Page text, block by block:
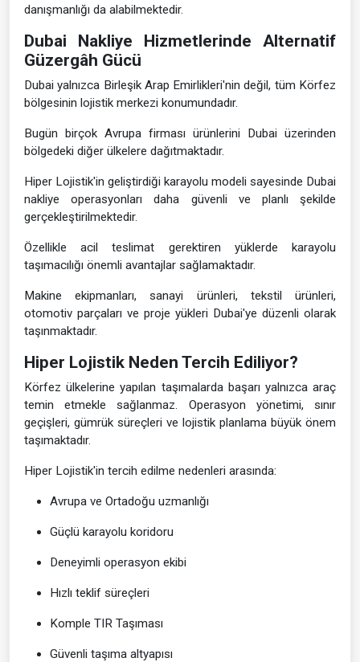
danışmanlığı da alabilmektedir.
Dubai Nakliye Hizmetlerinde Alternatif
Güzergâh Gücü
Dubai yalnızca Birleşik Arap Emirlikleri'nin değil, tüm Körfez
bölgesinin lojistik merkezi konumundadır.
Bugün birçok Avrupa firması ürünlerini Dubai üzerinden
bölgedeki diğer ülkelere dağıtmaktadır.
Hiper Lojistik'in geliştirdiği karayolu modeli sayesinde Dubai
nakliye operasyonları daha güvenli ve planlı şekilde
gerçekleştirilmektedir.
Özellikle acil teslimat gerektiren yüklerde karayolu
taşımacılığı önemli avantajlar sağlamaktadır.
Makine ekipmanları, sanayi ürünleri, tekstil ürünleri,
otomotiv parçaları ve proje yükleri Dubai'ye düzenli olarak
taşınmaktadır.
Hiper Lojistik Neden Tercih Ediliyor?
Körfez ülkelerine yapılan taşımalarda başarı yalnızca araç
temin etmekle sağlanmaz. Operasyon yönetimi, sınır
geçişleri, gümrük süreçleri ve lojistik planlama büyük önem
taşımaktadır.
Hiper Lojistik'in tercih edilme nedenleri arasında:
Avrupa ve Ortadoğu uzmanlığı
Güçlü karayolu koridoru
Deneyimli operasyon ekibi
Hızlı teklif süreçleri
Komple TIR Taşıması
Güvenli taşıma altyapısı